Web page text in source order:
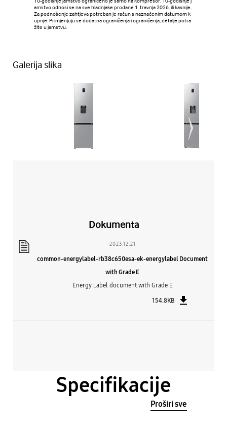
amstvo odnosi se na sve hladnjake prodane 1. travnja 2026. ili kasnije.
Za podnošenje zahtjeva potreban je račun s naznačenim datumom k
upnje. Primjenjuju se dodatna ograničenja i ograničenja, detalje potra
žite u jamstvu.
Galerija slika
Dokumenta
2023.12.21
common-energylabel-rb38c650esa-ek-energylabel Document
with Grade E
Energy Label document with Grade E
154.8KB
Specifikacije
Proširi sve